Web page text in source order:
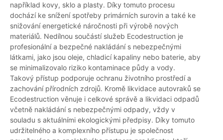
například kovy, sklo a plasty. Díky tomuto procesu
dochází ke snížení spotřeby primárních surovin a také ke
snižování energetické náročnosti při výrobě nových
materiálů. Nedílnou součástí služeb Ecodestruction je
profesionální a bezpečné nakládání s nebezpečnými
látkami, jako jsou oleje, chladicí kapaliny nebo baterie, aby
se minimalizovalo riziko kontaminace půdy a vody.
Takový přístup podporuje ochranu životního prostředí a
zachování přírodních zdrojů. Kromě likvidace autovraků se
Ecodestruction věnuje i celkové správě a likvidaci odpadů
včetně nakládání s nebezpečnými odpady, vždy v
souladu s aktuálními ekologickými předpisy. Díky tomuto
udržitelného a komplexního přístupu je společnost